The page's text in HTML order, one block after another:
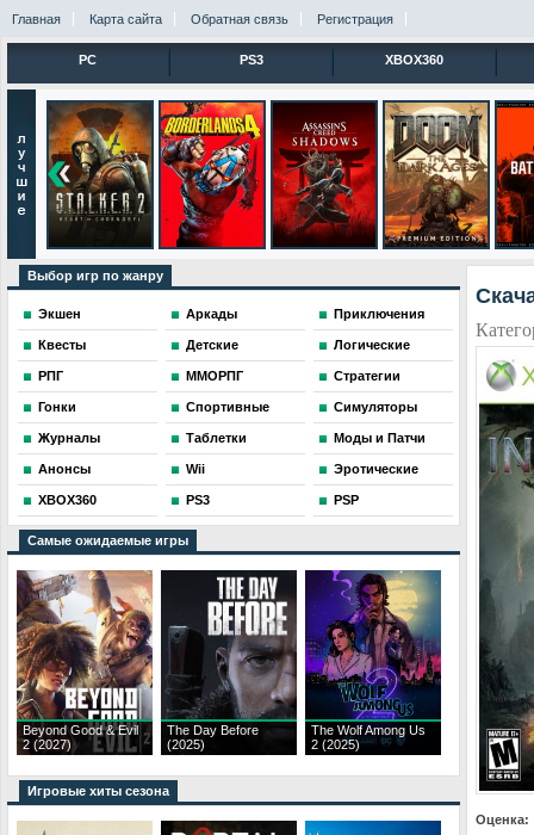
Главная Карта сайта Обратная связь Регистрация
PC PS3 XBOX360
Выбор игр по жанру
Экшен Аркады Приключения
Квесты Детские Логические
РПГ ММОРПГ Стратегии
Гонки Спортивные Симуляторы
Журналы Таблетки Моды и Патчи
Анонсы Wii Эротические
XBOX360 PS3 PSP
Самые ожидаемые игры
Beyond Good & Evil
2 (2027)
The Day Before
(2025)
The Wolf Among Us
2 (2025)
Игровые хиты сезона
Оценка: